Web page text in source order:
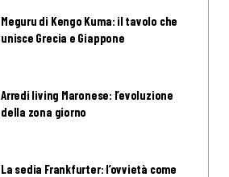
Meguru di Kengo Kuma: il tavolo che
unisce Grecia e Giappone
Arredi living Maronese: l’evoluzione
della zona giorno
La sedia Frankfurter: l’ovvietà come